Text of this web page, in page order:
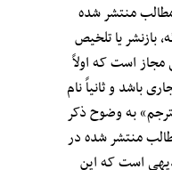
منتشر شده
بازنشر یا تلخیص
است که اولاً
باشد و ثانیاً نام
به وضوح ذکر
منتشر شده در
است که این